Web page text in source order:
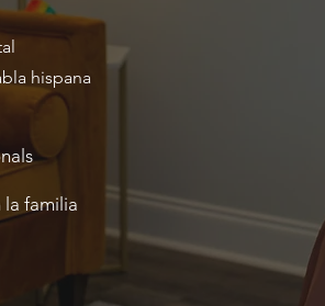
hispana
la familia